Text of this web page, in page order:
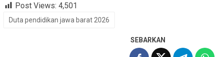
Post Views: 4,501
Duta pendidikan jawa barat 2026
SEBARKAN